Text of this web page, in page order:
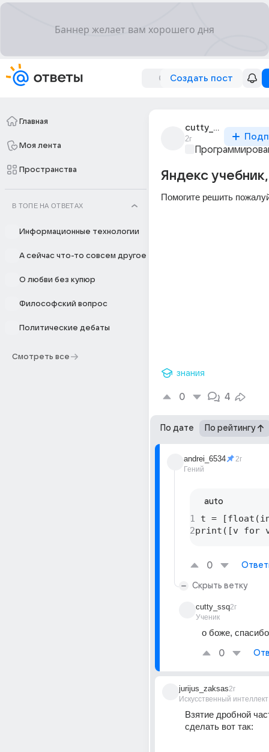
Создать пост
Главная
Моя лента
Пространства
В ТОПЕ НА ОТВЕТАХ
Информационные технологии
А сейчас что-то совсем другое
О любви без купюр
Философский вопрос
Политические дебаты
Смотреть все
cutty_ssq
2г
Яндекс
Помогите решить
знания
0 4
По дате По рейтингу
andrei_6534
Гений
2г
auto
1
2
t =
print([v for
0
Скрыть ветку
cutty_ssq
Ученик
2г
о боже,
0
jurijus_zaksas
Искусственный интеллект
2г
Взятие дробной
сделать вот так: